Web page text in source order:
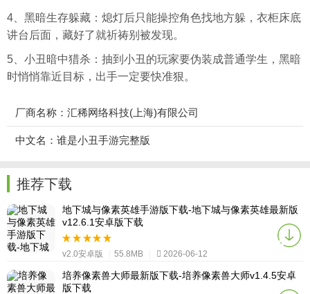
4、黑暗生存躲藏：熄灯后只能操控角色找地方躲，衣柜床底
讲台后面，藏好了就祈祷别被发现。
5、小丑暗中猎杀：抽到小丑的玩家要伪装成普通学生，黑暗
时悄悄靠近目标，出手一定要快准狠。
厂商名称：汇稀网络科技(上海)有限公司
中文名：谁是小丑手游完整版
推荐下载
地下城与像素英雄手游版下载-地下城与像素英雄最新版
v12.6.1安卓版下载
v2.0安卓版 55.8MB 2026-06-12
培养像素兽大师最新版下载-培养像素兽大师v1.4.5安卓
版下载